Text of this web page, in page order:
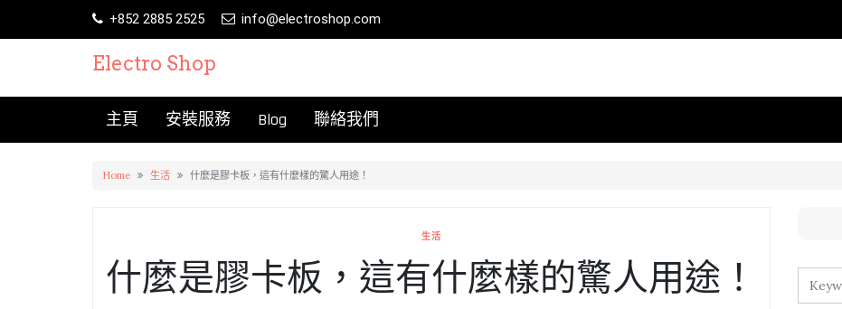
+852 2885 2525 info@electroshop.com
Electro Shop
主頁 安裝服務 Blog 聯絡我們
Home 生活 什麼是膠卡板，這有什麼樣的驚人用途！
生活
什麼是膠卡板，這有什麼樣的驚人用途！